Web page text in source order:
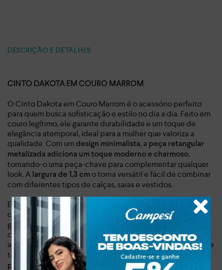
DESCRIÇÃO E DETALHES
CINTO DAKOTA EM COURO MARROM
O Cinto Dakota em Couro Marrom é o acessório perfeito
para quem busca sofisticação e estilo no dia a dia. Feito em
couro legítimo, ele garante durabilidade e um toque de
elegância atemporal, ideal para a mulher que valoriza a
qualidade. Com um design minimalista, a peça retangular
metalizada adiciona um toque moderno e charmoso,
tornando-o uma peça-chave para complementar qualquer
look. A largura de 1,3 cm o torna versátil e fácil de combinar
com diferentes tipos de calças, saias e vestidos.
Este cinto transcende o básico, tornando-se uma
declaração de estilo.
Sua leveza, com apenas 0,057 kg
,
garante conforto para o uso diário, seja para um passeio
casual ou para um evento de lazer. Sinta a diferença de um
acessório queune design e alta qualidade, feito para durar e
te acompanhar em todas as suas jornadas.O ajuste preciso
permite que você marque a cintura com elegância